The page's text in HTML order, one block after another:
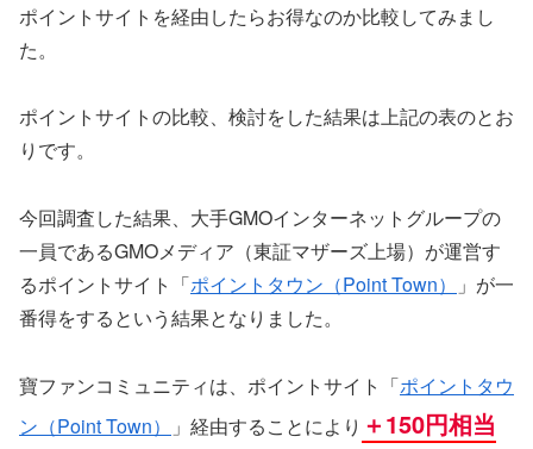
ポイントサイトを経由したらお得なのか比較してみまし
た。
ポイントサイトの比較、検討をした結果は上記の表のとお
りです。
今回調査した結果、大手GMOインターネットグループの
一員であるGMOメディア（東証マザーズ上場）が運営す
るポイントサイト「ポイントタウン（Point Town）
」が一
番得をするという結果となりました。
寶ファンコミュニティは、ポイントサイト「ポイントタウ
ン（Point Town）
」経由することにより ＋150円相当